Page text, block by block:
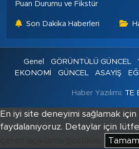
Puan Durumu ve Fikstür
Son Dakika Haberleri
Genel GÖRÜNTÜLÜ GÜNCEL
EKONOMİ
GÜNCEL ASAYİŞ
Haber Yazılımı: TE
En iyi site deneyimi sağlamak
faydalanıyoruz. Detaylar için
Tamam